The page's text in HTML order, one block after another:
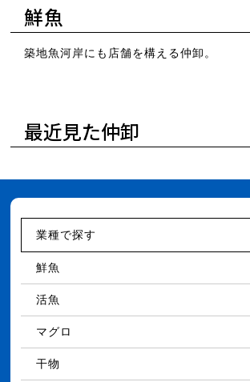
鮮魚
築地魚河岸にも店舗を構える仲卸。
最近見た仲卸
業種で探す
鮮魚
活魚
マグロ
干物